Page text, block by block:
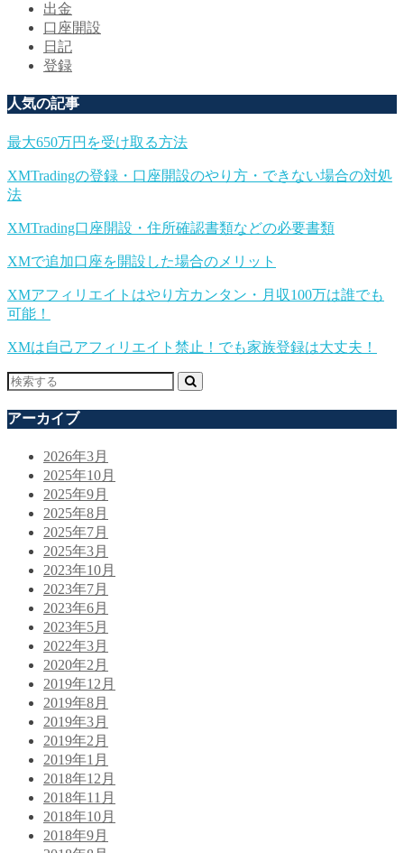
出金
口座開設
日記
登録
人気の記事
最大650万円を受け取る方法
XMTradingの登録・口座開設のやり方・できない場合の対処
法
XMTrading口座開設・住所確認書類などの必要書類
XMで追加口座を開設した場合のメリット
XMアフィリエイトはやり方カンタン・月収100万は誰でも
可能！
XMは自己アフィリエイト禁止！でも家族登録は大丈夫！
アーカイブ
2026年3月
2025年10月
2025年9月
2025年8月
2025年7月
2025年3月
2023年10月
2023年7月
2023年6月
2023年5月
2022年3月
2020年2月
2019年12月
2019年8月
2019年3月
2019年2月
2019年1月
2018年12月
2018年11月
2018年10月
2018年9月